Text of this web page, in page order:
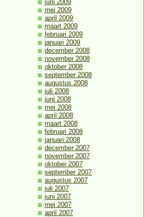
juni 2009
mei 2009
april 2009
maart 2009
februari 2009
januari 2009
december 2008
november 2008
oktober 2008
september 2008
augustus 2008
juli 2008
juni 2008
mei 2008
april 2008
maart 2008
februari 2008
januari 2008
december 2007
november 2007
oktober 2007
september 2007
augustus 2007
juli 2007
juni 2007
mei 2007
april 2007